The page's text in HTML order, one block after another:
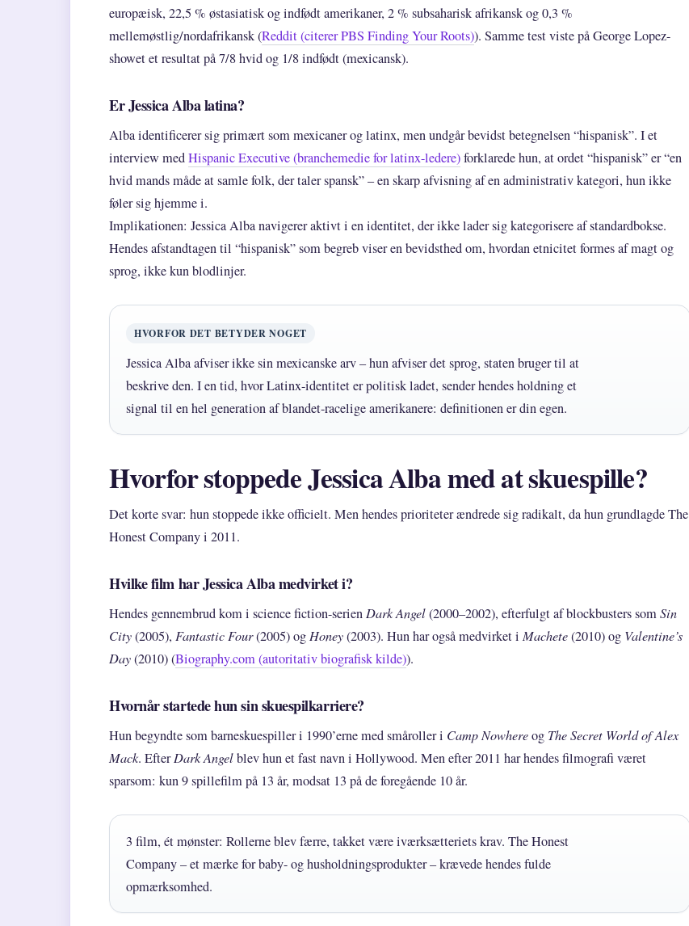
europæisk, 22,5 % østasiatisk og indfødt amerikaner, 2 % subsaharisk afrikansk og 0,3 %
mellemøstlig/nordafrikansk (Reddit (citerer PBS Finding Your Roots)). Samme test viste på George Lopez-
showet et resultat på 7/8 hvid og 1/8 indfødt (mexicansk).
Er Jessica Alba latina?
Alba identificerer sig primært som mexicaner og latinx, men undgår bevidst betegnelsen “hispanisk”. I et
interview medHispanic Executive (branchemedie for latinx-ledere)forklarede hun, at ordet “hispanisk” er “en
hvid mands måde at samle folk, der taler spansk” – en skarp afvisning af en administrativ kategori, hun ikke
føler sig hjemme i.
Implikationen: Jessica Alba navigerer aktivt i en identitet, der ikke lader sig kategorisere af standardbokse.
Hendes afstandtagen til “hispanisk” som begreb viser en bevidsthed om, hvordan etnicitet formes af magt og
sprog, ikke kun blodlinjer.
HVORFOR DET BETYDER NOGET
Jessica Alba afviser ikke sin mexicanske arv – hun afviser det sprog, staten bruger til at
beskrive den. I en tid, hvor Latinx-identitet er politisk ladet, sender hendes holdning et
signal til en hel generation af blandet-racelige amerikanere: definitionen er din egen.
Hvorfor stoppede Jessica Alba med at skuespille?
Det korte svar: hun stoppede ikke officielt. Men hendes prioriteter ændrede sig radikalt, da hun grundlagde The
Honest Company i 2011.
Hvilke film har Jessica Alba medvirket i?
Hendes gennembrud kom i science fiction-serien Dark Angel(2000–2002), efterfulgt af blockbusters somSin
City(2005), Fantastic Four(2005) og Honey(2003). Hun har også medvirket i Machete(2010) og Valentine’s
Day(2010) (Biography.com (autoritativ biografisk kilde)).
Hvornår startede hun sin skuespilkarriere?
Hun begyndte som barneskuespiller i 1990’erne med småroller i Camp Nowhereog The Secret World of Alex
Mack. EfterDark Angelblev hun et fast navn i Hollywood. Men efter 2011 har hendes filmografi været
sparsom: kun 9 spillefilm på 13 år, modsat 13 på de foregående 10 år.
3 film, ét mønster: Rollerne blev færre, takket være iværksætteriets krav. The Honest
Company – et mærke for baby- og husholdningsprodukter – krævede hendes fulde
opmærksomhed.